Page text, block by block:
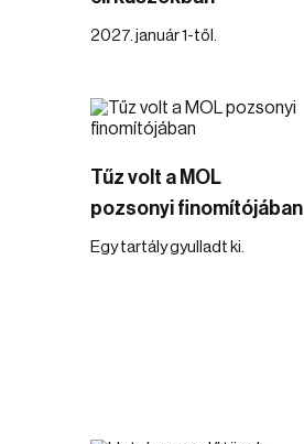
2027. január 1-től.
Tűz volt a MOL
pozsonyi finomítójában
Egy tartály gyulladt ki.